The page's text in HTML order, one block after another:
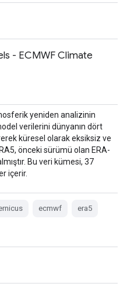
- ECMWF Climate
yeniden analizinin
verilerini dünyanın dört
küresel olarak eksiksiz ve
önceki sürümü olan ERA-
Bu veri kümesi, 37
içerir.
ecmwf era5